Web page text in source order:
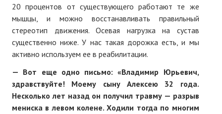
20 процентов от существующего работают те же
мышцы, и можно восстанавливать правильный
стереотип движения. Осевая нагрузка на сустав
существенно ниже. У нас такая дорожка есть, и мы
активно используем ее в реабилитации.
— Вот еще одно письмо: «Владимир Юрьевич,
здравствуйте! Моему сыну Алексею 32 года.
Несколько лет назад он получил травму — разрыв
мениска в левом колене. Ходили тогда по многим